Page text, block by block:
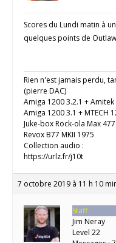
Scores du Lundi matin à
quelques points de Outlaw
Rien n'est jamais perdu,
(pierre DAC)
Amiga 1200 3.2.1 + Amitek
Amiga 1200 3.1 + MTECH
Juke-box Rock-ola Max
Revox B77 MKII 1975
Collection audio :
https://urlz.fr/j10t
7 octobre 2019 à 11 h 10
Staff
Jim Neray
Level 22